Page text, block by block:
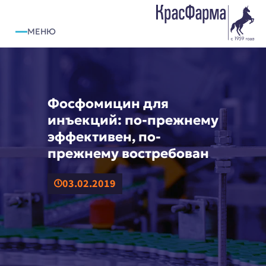
МЕНЮ
O КОМПАНИИ
НОВОСТИ
МИССИЯ
ИСТОРИЯ
РАСКРЫТИЕ ИНФОРМАЦИИ
ПРОИЗВОДСТВО
СИСТЕМА КАЧЕСТВА
ФАРМАКОНАДЗОР
Фосфомицин для
инъекций: по-прежнему
эффективен, по-
прежнему востребован
03.02.2019